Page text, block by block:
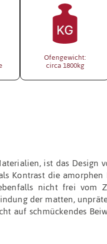
Ofengewicht:
circa 1800kg
ist das
Kontrast die
nicht frei vom
der matten,
auf schmückendes